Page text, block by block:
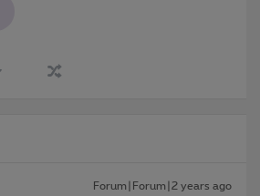
Forum|Forum|2 years ago